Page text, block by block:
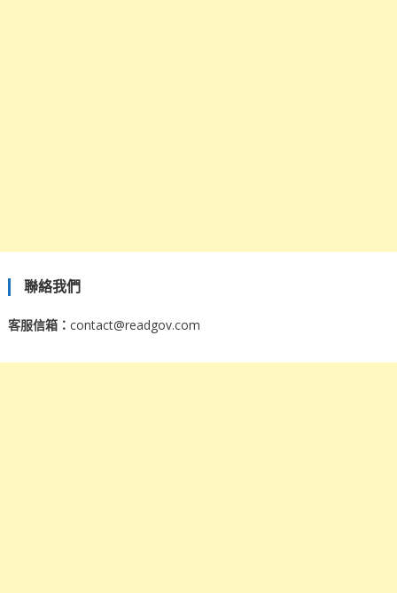
聯絡我們
客服信箱： contact@readgov.com